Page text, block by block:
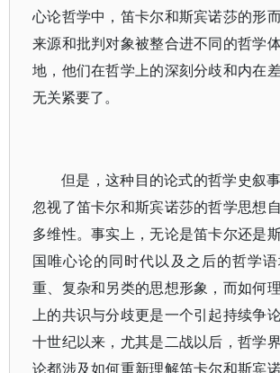
心论哲学中，笛卡尔和斯宾诺莎的形
来源和批判对象被整合进不同的哲学
地，他们在哲学上的深刻分歧和内在
无关紧要了。
但是，这种目的论式的哲学史叙
忽视了笛卡尔和斯宾诺莎的哲学思想
多维性。事实上，无论是笛卡尔还是
国唯心论的同时代以及之后的哲学
重、复杂和另类的思想形象，而如何
上的共识与分歧更是一个引起持续争
十世纪以来，尤其是二战以后，哲学
论都涉及如何重新理解笛卡尔和斯宾